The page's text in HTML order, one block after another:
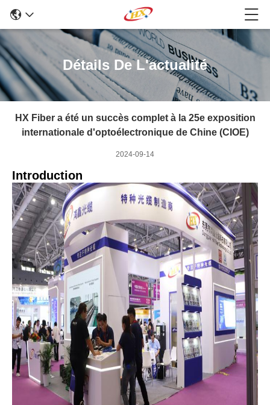
Détails De L'actualité
HX Fiber a été un succès complet à la 25e exposition
internationale d'optoélectronique de Chine (CIOE)
2024-09-14
Introduction